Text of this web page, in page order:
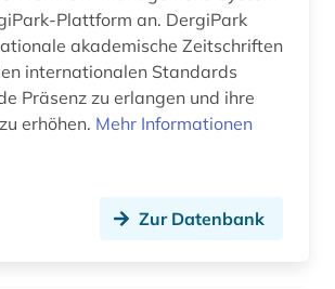
Plattform an. DergiPark
akademische Zeitschriften
internationalen Standards
Präsenz zu erlangen und ihre
erhöhen. Mehr Informationen
Zur Datenbank